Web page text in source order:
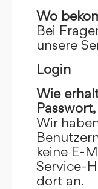
Wo
Bei
unsere
Login
Wie
Wir
keine E-
Service-
dort an.